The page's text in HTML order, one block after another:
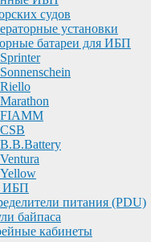
судов
установки
батареи для ИБП
ИБП
питания (PDU)
байпаса
кабинеты